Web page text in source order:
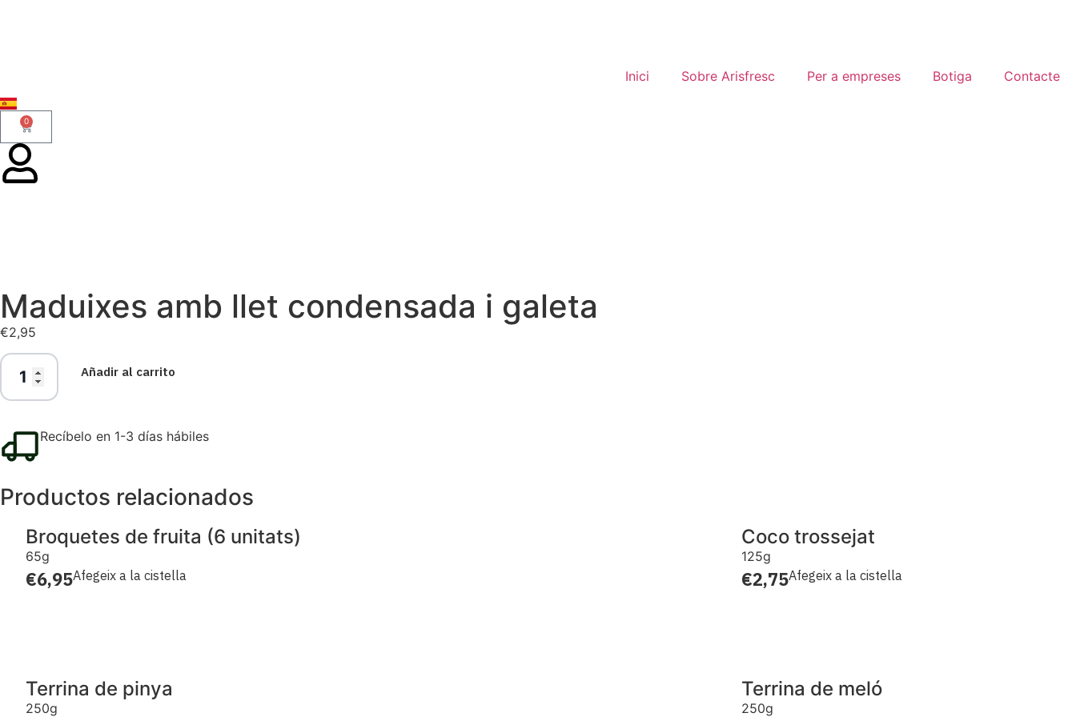
Inici Sobre Arisfresc Per a empreses Botiga Contacte
0
Maduixes amb llet condensada i galeta
€2,95
Añadir al carrito
Recíbelo en 1-3 días hábiles
Productos relacionados
Broquetes de fruita (6 unitats)
65g
€6,95Afegeix a la cistella
Coco trossejat
125g
€2,75Afegeix a la cistella
Terrina de pinya
250g
Terrina de meló
250g